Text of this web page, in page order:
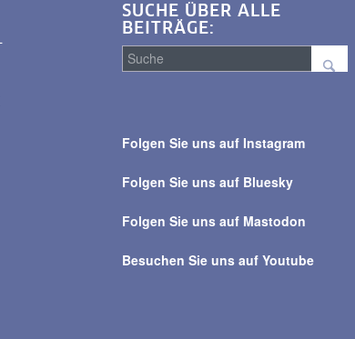
SUCHE ÜBER ALLE
BEITRÄGE:
alle
Folgen Sie uns auf Instagram
Folgen Sie uns auf Bluesky
Folgen Sie uns auf Mastodon
Besuchen Sie uns auf Youtube